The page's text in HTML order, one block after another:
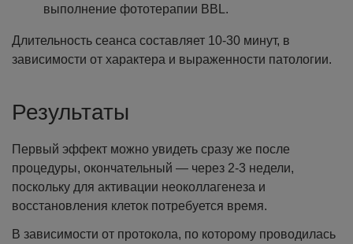
выполнение фототерапии BBL.
Длительность сеанса составляет 10-30 минут, в
зависимости от характера и выраженности патологии.
Результаты
Первый эффект можно увидеть сразу же после
процедуры, окончательный — через 2-3 недели,
поскольку для активации неоколлагенеза и
восстановления клеток потребуется время.
В зависимости от протокола, по которому проводилась